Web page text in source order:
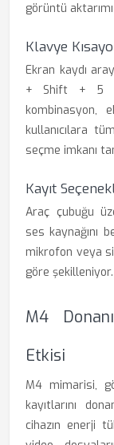
görüntü
Klavye
Ekran kaydı
+ Shift + 5
kombinasyon,
kullanıcılara
seçme imkanı
Kayıt
Araç çubuğu
ses kaynağını
mikrofon veya
göre şekilleniyor.
M4
Etkisi
M4 mimarisi,
kayıtlarını
cihazın enerji